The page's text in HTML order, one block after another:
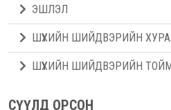
ЭШЛЭЛ
ШҮҮХИЙН ШИЙДВЭРИЙН
ШҮҮХИЙН ШИЙДВЭРИЙН ТОЙМ
СҮҮЛД ОРСОН